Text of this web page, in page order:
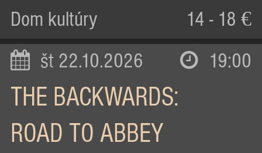
Dom kultúry 14 - 18 €
št 22.10.2026 19:00
THE BACKWARDS:
ROAD TO ABBEY